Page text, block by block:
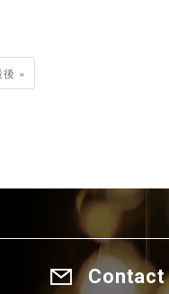
後 »
Contact